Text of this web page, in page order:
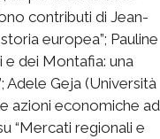
contributi di Jean-
europea”; Pauline
e dei Montafia: una
Adele Geja (Università
azioni economiche ad
“Mercati regionali e